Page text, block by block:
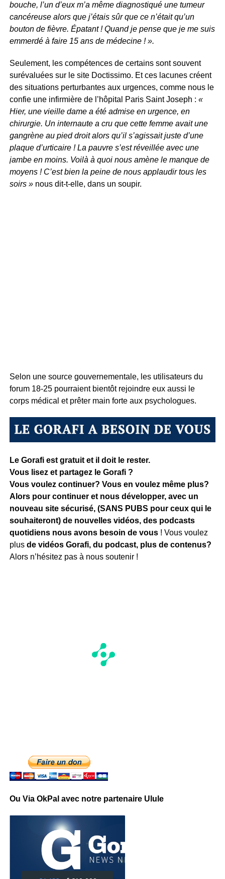
bouche, l’un d’eux m’a même diagnostiqué une tumeur
cancéreuse alors que j’étais sûr que ce n’était qu’un
bouton de fièvre. Épatant ! Quand je pense que je me suis
emmerdé à faire 15 ans de médecine ! ».
Seulement, les compétences de certains sont souvent
surévaluées sur le site Doctissimo. Et ces lacunes créent
des situations perturbantes aux urgences, comme nous le
confie une infirmière de l’hôpital Paris Saint Joseph : «
Hier, une vieille dame a été admise en urgence, en
chirurgie. Un internaute a cru que cette femme avait une
gangrène au pied droit alors qu’il s’agissait juste d’une
plaque d’urticaire ! La pauvre s’est réveillée avec une
jambe en moins. Voilà à quoi nous amène le manque de
moyens ! C’est bien la peine de nous applaudir tous les
soirs »nous dit-t-elle, dans un soupir.
Selon une source gouvernementale, les utilisateurs du
forum 18-25 pourraient bientôt rejoindre eux aussi le
corps médical et prêter main forte aux psychologues.
Le Gorafi est gratuit et il doit le rester.
Vous lisez et partagez le Gorafi ?
Vous voulez continuer? Vous en voulez même plus?
Alors pour continuer et nous développer, avec un
nouveau site sécurisé, (SANS PUBS pour ceux qui le
souhaiteront) de nouvelles vidéos, des podcasts
quotidiens nous avons besoin de vous ! Vous voulez
plus de vidéos Gorafi, du podcast, plus de contenus?
Alors n’hésitez pas à nous soutenir !
Ou Via OkPal avec notre partenaire Ulule